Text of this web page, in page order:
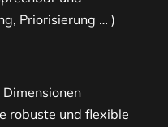
Priorisierung … )
robuste und flexible